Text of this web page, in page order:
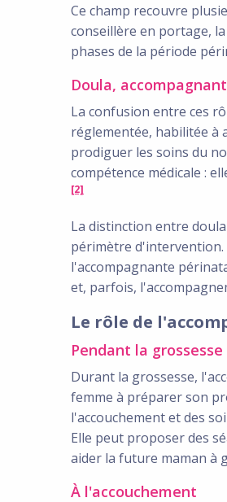
Ce champ recouvre
conseillère en portage,
phases de la période
Doula,
La confusion entre ces
réglementée, habilitée à
prodiguer les soins du
compétence médicale :
[2]
La distinction entre
périmètre d'intervention.
l'accompagnante
et, parfois,
Le rôle de
Pendant la grossesse
Durant la grossesse,
femme à préparer son
l'accouchement et des
Elle peut proposer des
aider la future maman à
À l'accouchement